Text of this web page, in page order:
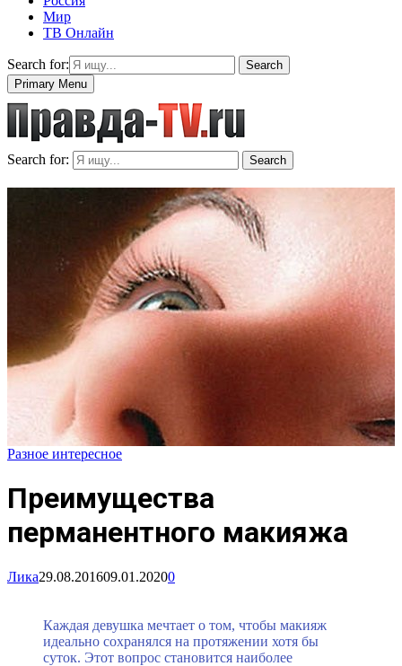
Мир
ТВ Онлайн
Search for:
Search
Primary Menu
Search for: Search
Разное интересное
Преимущества
перманентного макияжа
Лика29.08.201609.01.20200
Каждая девушка мечтает о том, чтобы макияж
идеально сохранялся на протяжении хотя бы
суток. Этот вопрос становится наиболее